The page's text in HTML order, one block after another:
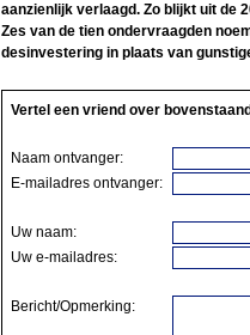
aanzienlijk verlaagd. Zo blijkt uit de
Zes van de tien ondervraagden
desinvestering in plaats van
Vertel een vriend over
Naam ontvanger:
E-mailadres ontvanger:
Uw naam:
Uw e-mailadres:
Bericht/Opmerking: